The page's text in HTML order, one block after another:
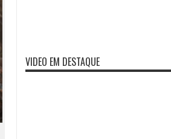
VIDEO EM DESTAQUE